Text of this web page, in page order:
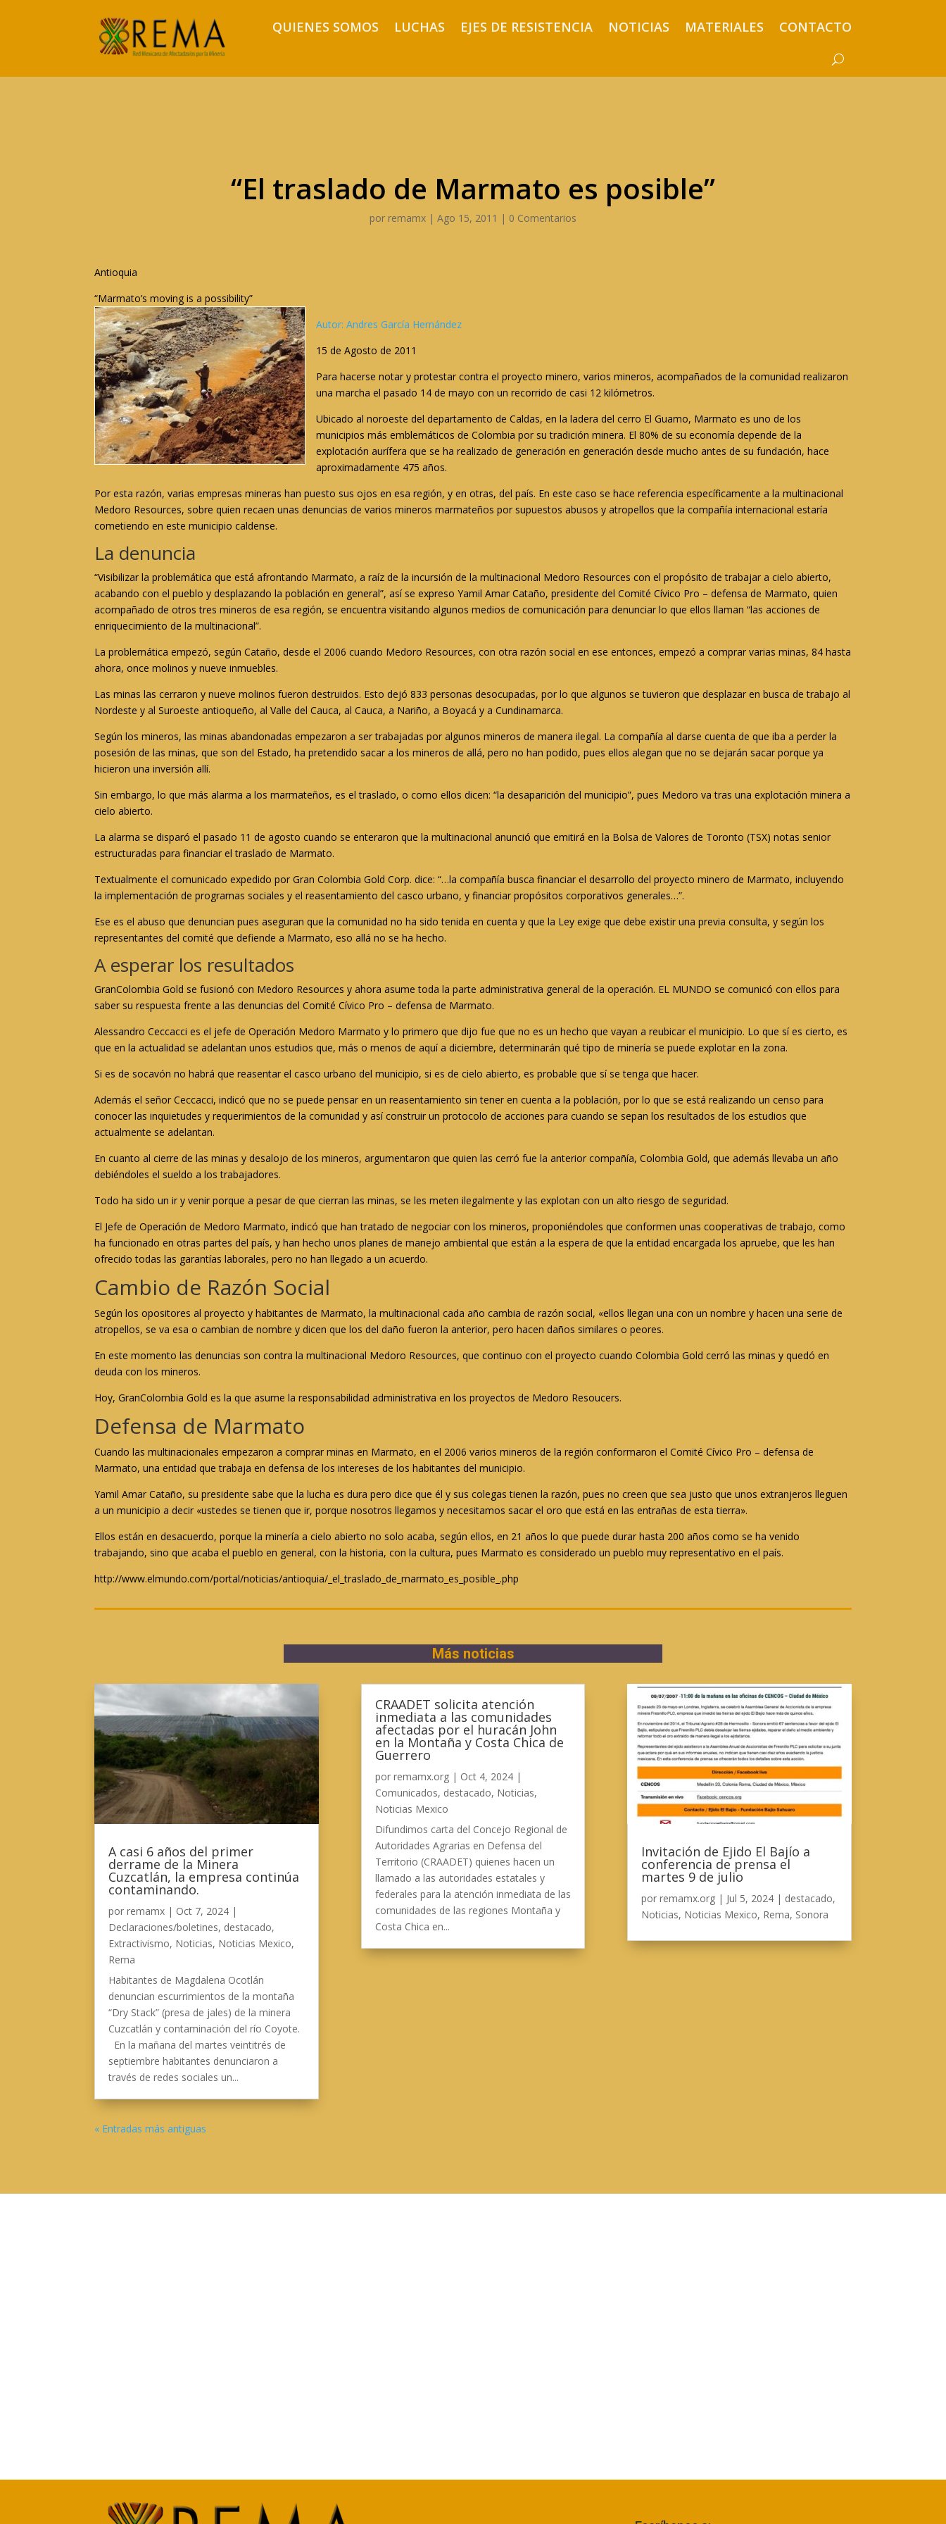
QUIENES SOMOS LUCHAS EJES DE RESISTENCIA NOTICIAS MATERIALES CONTACTO
“El traslado de Marmato es posible”
por remamx | Ago 15, 2011 | 0 Comentarios
Antioquia
“Marmato’s moving is a possibility”
Autor: Andres García Hernández
15 de Agosto de 2011
Para hacerse notar y protestar contra el proyecto minero, varios mineros, acompañados de la comunidad realizaron
una marcha el pasado 14 de mayo con un recorrido de casi 12 kilómetros.
Ubicado al noroeste del departamento de Caldas, en la ladera del cerro El Guamo, Marmato es uno de los
municipios más emblemáticos de Colombia por su tradición minera. El 80% de su economía depende de la
explotación aurífera que se ha realizado de generación en generación desde mucho antes de su fundación, hace
aproximadamente 475 años.
Por esta razón, varias empresas mineras han puesto sus ojos en esa región, y en otras, del país. En este caso se hace referencia específicamente a la multinacional
Medoro Resources, sobre quien recaen unas denuncias de varios mineros marmateños por supuestos abusos y atropellos que la compañía internacional estaría
cometiendo en este municipio caldense.
La denuncia
“Visibilizar la problemática que está afrontando Marmato, a raíz de la incursión de la multinacional Medoro Resources con el propósito de trabajar a cielo abierto,
acabando con el pueblo y desplazando la población en general”, así se expreso Yamil Amar Cataño, presidente del Comité Cívico Pro – defensa de Marmato, quien
acompañado de otros tres mineros de esa región, se encuentra visitando algunos medios de comunicación para denunciar lo que ellos llaman “las acciones de
enriquecimiento de la multinacional”.
La problemática empezó, según Cataño, desde el 2006 cuando Medoro Resources, con otra razón social en ese entonces, empezó a comprar varias minas, 84 hasta
ahora, once molinos y nueve inmuebles.
Las minas las cerraron y nueve molinos fueron destruidos. Esto dejó 833 personas desocupadas, por lo que algunos se tuvieron que desplazar en busca de trabajo al
Nordeste y al Suroeste antioqueño, al Valle del Cauca, al Cauca, a Nariño, a Boyacá y a Cundinamarca.
Según los mineros, las minas abandonadas empezaron a ser trabajadas por algunos mineros de manera ilegal. La compañía al darse cuenta de que iba a perder la
posesión de las minas, que son del Estado, ha pretendido sacar a los mineros de allá, pero no han podido, pues ellos alegan que no se dejarán sacar porque ya
hicieron una inversión allí.
Sin embargo, lo que más alarma a los marmateños, es el traslado, o como ellos dicen: “la desaparición del municipio”, pues Medoro va tras una explotación minera a
cielo abierto.
La alarma se disparó el pasado 11 de agosto cuando se enteraron que la multinacional anunció que emitirá en la Bolsa de Valores de Toronto (TSX) notas senior
estructuradas para financiar el traslado de Marmato.
Textualmente el comunicado expedido por Gran Colombia Gold Corp. dice: “…la compañía busca financiar el desarrollo del proyecto minero de Marmato, incluyendo
la implementación de programas sociales y el reasentamiento del casco urbano, y financiar propósitos corporativos generales…”.
Ese es el abuso que denuncian pues aseguran que la comunidad no ha sido tenida en cuenta y que la Ley exige que debe existir una previa consulta, y según los
representantes del comité que defiende a Marmato, eso allá no se ha hecho.
A esperar los resultados
GranColombia Gold se fusionó con Medoro Resources y ahora asume toda la parte administrativa general de la operación. EL MUNDO se comunicó con ellos para
saber su respuesta frente a las denuncias del Comité Cívico Pro – defensa de Marmato.
Alessandro Ceccacci es el jefe de Operación Medoro Marmato y lo primero que dijo fue que no es un hecho que vayan a reubicar el municipio. Lo que sí es cierto, es
que en la actualidad se adelantan unos estudios que, más o menos de aquí a diciembre, determinarán qué tipo de minería se puede explotar en la zona.
Si es de socavón no habrá que reasentar el casco urbano del municipio, si es de cielo abierto, es probable que sí se tenga que hacer.
Además el señor Ceccacci, indicó que no se puede pensar en un reasentamiento sin tener en cuenta a la población, por lo que se está realizando un censo para
conocer las inquietudes y requerimientos de la comunidad y así construir un protocolo de acciones para cuando se sepan los resultados de los estudios que
actualmente se adelantan.
En cuanto al cierre de las minas y desalojo de los mineros, argumentaron que quien las cerró fue la anterior compañía, Colombia Gold, que además llevaba un año
debiéndoles el sueldo a los trabajadores.
Todo ha sido un ir y venir porque a pesar de que cierran las minas, se les meten ilegalmente y las explotan con un alto riesgo de seguridad.
El Jefe de Operación de Medoro Marmato, indicó que han tratado de negociar con los mineros, proponiéndoles que conformen unas cooperativas de trabajo, como
ha funcionado en otras partes del país, y han hecho unos planes de manejo ambiental que están a la espera de que la entidad encargada los apruebe, que les han
ofrecido todas las garantías laborales, pero no han llegado a un acuerdo.
Cambio de Razón Social
Según los opositores al proyecto y habitantes de Marmato, la multinacional cada año cambia de razón social, «ellos llegan una con un nombre y hacen una serie de
atropellos, se va esa o cambian de nombre y dicen que los del daño fueron la anterior, pero hacen daños similares o peores.
En este momento las denuncias son contra la multinacional Medoro Resources, que continuo con el proyecto cuando Colombia Gold cerró las minas y quedó en
deuda con los mineros.
Hoy, GranColombia Gold es la que asume la responsabilidad administrativa en los proyectos de Medoro Resoucers.
Defensa de Marmato
Cuando las multinacionales empezaron a comprar minas en Marmato, en el 2006 varios mineros de la región conformaron el Comité Cívico Pro – defensa de
Marmato, una entidad que trabaja en defensa de los intereses de los habitantes del municipio.
Yamil Amar Cataño, su presidente sabe que la lucha es dura pero dice que él y sus colegas tienen la razón, pues no creen que sea justo que unos extranjeros lleguen
a un municipio a decir «ustedes se tienen que ir, porque nosotros llegamos y necesitamos sacar el oro que está en las entrañas de esta tierra».
Ellos están en desacuerdo, porque la minería a cielo abierto no solo acaba, según ellos, en 21 años lo que puede durar hasta 200 años como se ha venido
trabajando, sino que acaba el pueblo en general, con la historia, con la cultura, pues Marmato es considerado un pueblo muy representativo en el país.
http://www.elmundo.com/portal/noticias/antioquia/_el_traslado_de_marmato_es_posible_.php
Más noticias
A casi 6 años del primer
derrame de la Minera
Cuzcatlán, la empresa continúa
contaminando.
porremamx | Oct 7, 2024 |
Declaraciones/boletines, destacado,
Extractivismo, Noticias, Noticias Mexico,
Rema
Habitantes de Magdalena Ocotlán
denuncian escurrimientos de la montaña
“Dry Stack” (presa de jales) de la minera
Cuzcatlán y contaminación del río Coyote.
En la mañana del martes veintitrés de
septiembre habitantes denunciaron a
través de redes sociales un...
CRAADET solicita atención
inmediata a las comunidades
afectadas por el huracán John
en la Montaña y Costa Chica de
Guerrero
por remamx.org| Oct 4, 2024|
Comunicados, destacado, Noticias,
Noticias Mexico
Difundimos carta del Concejo Regional de
Autoridades Agrarias en Defensa del
Territorio (CRAADET) quienes hacen un
llamado a las autoridades estatales y
federales para la atención inmediata de las
comunidades de las regiones Montaña y
Costa Chica en...
Invitación de Ejido El Bajío a
conferencia de prensa el
martes 9 de julio
por remamx.org| Jul 5, 2024| destacado,
Noticias, Noticias Mexico, Rema, Sonora
« Entradas más antiguas